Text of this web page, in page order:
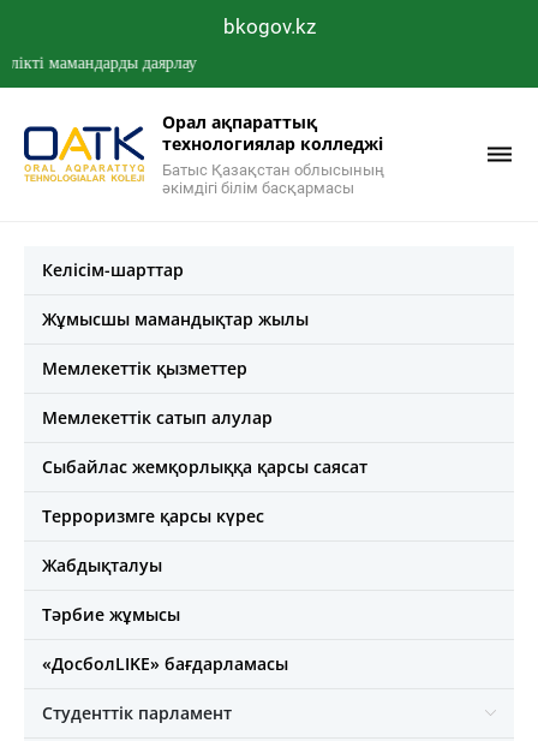
bkogov.kz
мамандарды даярлау
Орал ақпараттық
технологиялар колледжі
Батыс Қазақстан облысының
әкімдігі білім басқармасы
Келісім-шарттар
Жұмысшы мамандықтар жылы
Мемлекеттік қызметтер
Мемлекеттік сатып алулар
Сыбайлас жемқорлыққа қарсы саясат
Терроризмге қарсы күрес
Жабдықталуы
Тәрбие жұмысы
«ДосболLIKE» бағдарламасы
Студенттік парламент